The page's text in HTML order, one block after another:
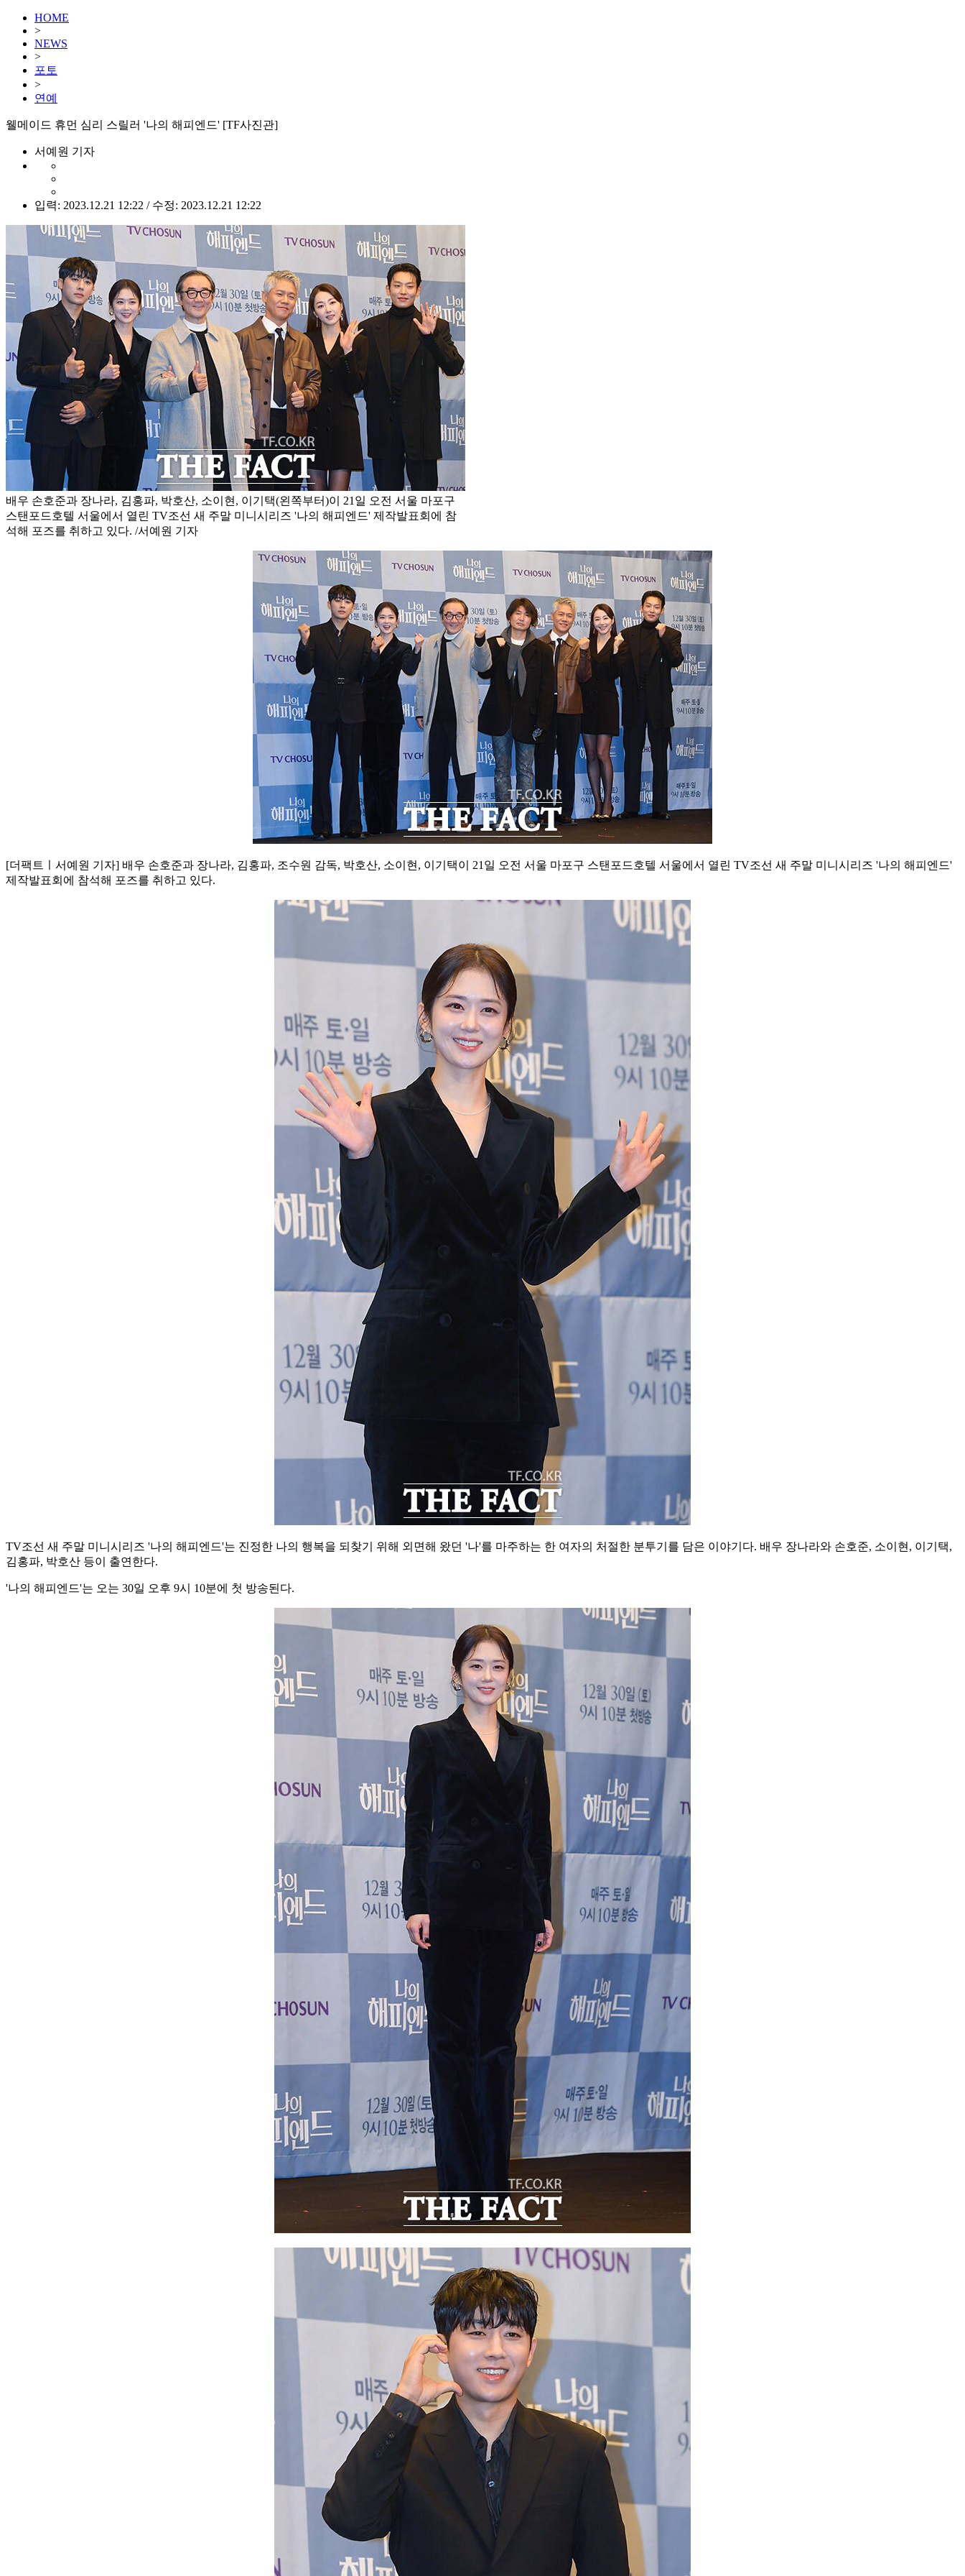
HOME
>
NEWS
>
포토
>
연예
웰메이드 휴먼 심리 스릴러 '나의 해피엔드' [TF사진관]
서예원 기자
입력: 2023.12.21 12:22 / 수정: 2023.12.21 12:22
배우 손호준과 장나라, 김홍파, 박호산, 소이현, 이기택(왼쪽부터)이 21일 오전 서울 마포구
스탠포드호텔 서울에서 열린 TV조선 새 주말 미니시리즈 '나의 해피엔드' 제작발표회에 참
석해 포즈를 취하고 있다. /서예원 기자
[더팩트ㅣ서예원 기자] 배우 손호준과 장나라, 김홍파, 조수원 감독, 박호산, 소이현, 이기택이 21일 오전 서울 마포구 스탠포드호텔 서울에서 열린 TV조선 새 주말 미니시리즈 '나의 해피엔드'
제작발표회에 참석해 포즈를 취하고 있다.
TV조선 새 주말 미니시리즈 '나의 해피엔드'는 진정한 나의 행복을 되찾기 위해 외면해 왔던 '나'를 마주하는 한 여자의 처절한 분투기를 담은 이야기다. 배우 장나라와 손호준, 소이현, 이기택,
김홍파, 박호산 등이 출연한다.
'나의 해피엔드'는 오는 30일 오후 9시 10분에 첫 방송된다.